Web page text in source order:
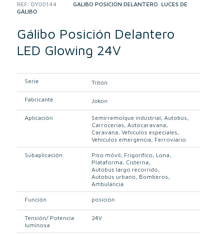
REF:DY00144
CATEGORIES:GÁLIBO POSICIÓN DELANTERO ,LUCES DE
GÁLIBO
Gálibo Posición Delantero
LED Glowing 24V
Serie Tritón
Fabricante Jokon
Aplicación Semirremolque industrial Autobús
Carrocerías Autocaravana
Caravana Vehículos especiales
Vehículos emergencia Ferroviario
Subaplicación Piso móvil Frigorífico Lona
Plataforma Cisterna
Autobús largo recorrido
Autobús urbano Bomberos
Ambulancia
Función posición
Tensión/ Potencia
luminosa
24V